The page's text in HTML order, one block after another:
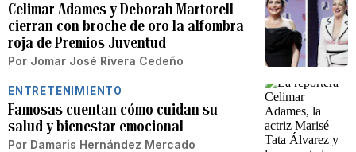
Celimar Adames y Deborah Martorell
cierran con broche de oro la alfombra
roja de Premios Juventud
Por Jomar José Rivera Cedeño
ENTRETENIMIENTO
Famosas cuentan cómo cuidan su
salud y bienestar emocional
Por Damaris Hernández Mercado